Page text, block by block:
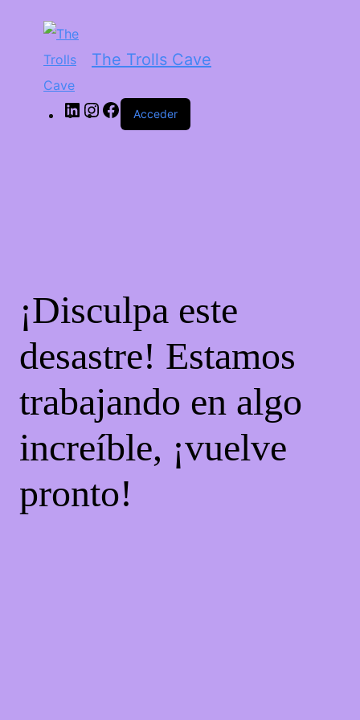
The Trolls Cave
Acceder
¡Disculpa este
desastre! Estamos
trabajando en algo
increíble, ¡vuelve
pronto!